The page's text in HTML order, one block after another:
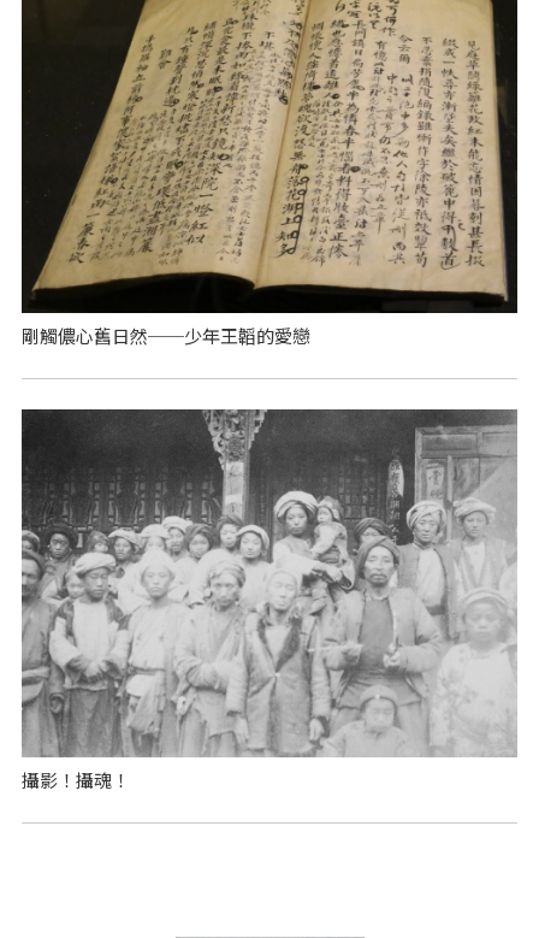
剛觸儂心舊日然──少年王韜的愛戀
攝影！攝魂！